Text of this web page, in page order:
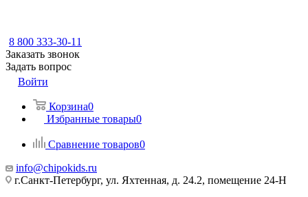
8 800 333-30-11
Заказать звонок
Задать вопрос
Войти
Корзина0
Избранные товары0
Сравнение товаров0
info@chipokids.ru
г.Санкт-Петербург, ул. Яхтенная, д. 24.2, помещение 24-Н